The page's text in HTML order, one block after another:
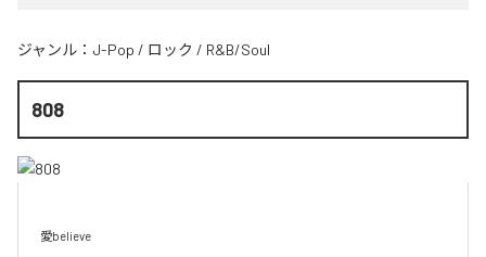
ジャンル： J-Pop / ロック / R&B/Soul
808
愛believe